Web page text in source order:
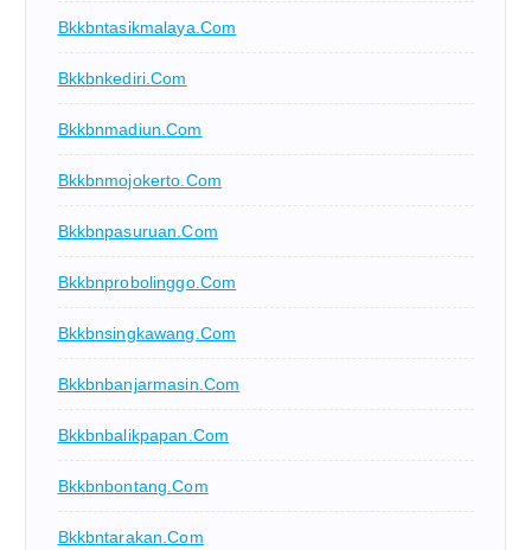
Bkkbntasikmalaya.com
Bkkbnkediri.com
Bkkbnmadiun.com
Bkkbnmojokerto.com
Bkkbnpasuruan.com
Bkkbnprobolinggo.com
Bkkbnsingkawang.com
Bkkbnbanjarmasin.com
Bkkbnbalikpapan.com
Bkkbnbontang.com
Bkkbntarakan.com